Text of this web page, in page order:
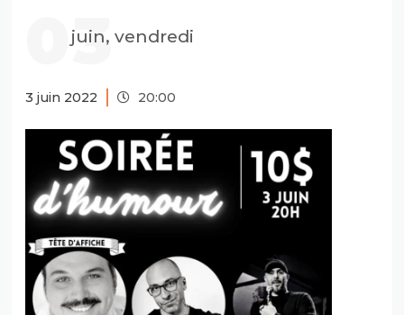
03
juin, vendredi
3 juin 2022 20:00